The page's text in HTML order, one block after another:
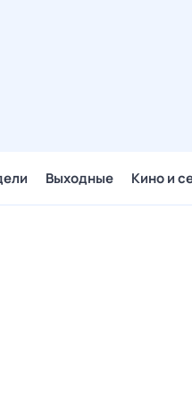
Выходные Кино и